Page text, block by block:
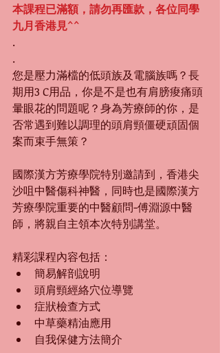
本課程已滿額，請勿再匯款，各位同學
九月香港見^^
.
.
您是壓力滿檔的低頭族及電腦族嗎？長
期用3 C用品，你是不是也有肩膀痠痛頭
暈眼花的問題呢？身為芳療師的你，是
否常遇到難以調理的頭肩頸僵硬頑固個
案而束手無策？
國際漢方芳療學院特別邀請到，香港尖
沙咀中醫傷科神醫，同時也是國際漢方
芳療學院重要的中醫顧問-傅淵源中醫
師，將親自主領本次特別講堂。
精彩課程內容包括：
簡易解剖說明
頭肩頸經絡穴位導覽
症狀檢查方式
中草藥精油應用
自我保健方法簡介